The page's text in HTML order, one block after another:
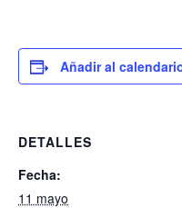
Añadir al
DETALLES
Fecha:
11 mayo